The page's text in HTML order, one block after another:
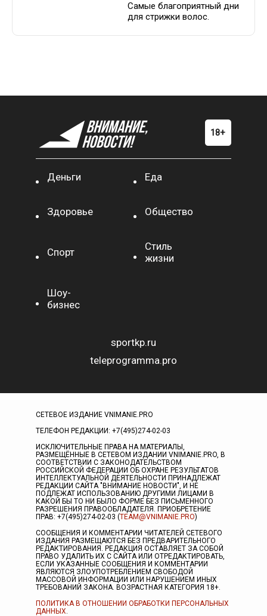
Самые благоприятный дни
для стрижки волос.
Деньги Еда
Здоровье Общество
Спорт
Стиль
жизни
Шоу-
бизнес
sportkp.ru
teleprogramma.pro
СЕТЕВОЕ ИЗДАНИЕ VNIMANIE.PRO
ТЕЛЕФОН РЕДАКЦИИ: +7(495)274-02-03
ИСКЛЮЧИТЕЛЬНЫЕ ПРАВА НА МАТЕРИАЛЫ,
РАЗМЕЩЁННЫЕ В СЕТЕВОМ ИЗДАНИИ VNIMANIE.PRO, В
СООТВЕТСТВИИ С ЗАКОНОДАТЕЛЬСТВОМ
РОССИЙСКОЙ ФЕДЕРАЦИИ ОБ ОХРАНЕ РЕЗУЛЬТАТОВ
ИНТЕЛЛЕКТУАЛЬНОЙ ДЕЯТЕЛЬНОСТИ ПРИНАДЛЕЖАТ
РЕДАКЦИИ САЙТА "ВНИМАНИЕ НОВОСТИ", И НЕ
ПОДЛЕЖАТ ИСПОЛЬЗОВАНИЮ ДРУГИМИ ЛИЦАМИ В
КАКОЙ БЫ ТО НИ БЫЛО ФОРМЕ БЕЗ ПИСЬМЕННОГО
РАЗРЕШЕНИЯ ПРАВООБЛАДАТЕЛЯ. ПРИОБРЕТЕНИЕ
ПРАВ: +7(495)274-02-03 (TEAM@VNIMANIE.PRO)
СООБЩЕНИЯ И КОММЕНТАРИИ ЧИТАТЕЛЕЙ СЕТЕВОГО
ИЗДАНИЯ РАЗМЕЩАЮТСЯ БЕЗ ПРЕДВАРИТЕЛЬНОГО
РЕДАКТИРОВАНИЯ. РЕДАКЦИЯ ОСТАВЛЯЕТ ЗА СОБОЙ
ПРАВО УДАЛИТЬ ИХ С САЙТА ИЛИ ОТРЕДАКТИРОВАТЬ,
ЕСЛИ УКАЗАННЫЕ СООБЩЕНИЯ И КОММЕНТАРИИ
ЯВЛЯЮТСЯ ЗЛОУПОТРЕБЛЕНИЕМ СВОБОДОЙ
МАССОВОЙ ИНФОРМАЦИИ ИЛИ НАРУШЕНИЕМ ИНЫХ
ТРЕБОВАНИЙ ЗАКОНА. ВОЗРАСТНАЯ КАТЕГОРИЯ 18+.
ПОЛИТИКА В ОТНОШЕНИИ ОБРАБОТКИ ПЕРСОНАЛЬНЫХ
ДАННЫХ.